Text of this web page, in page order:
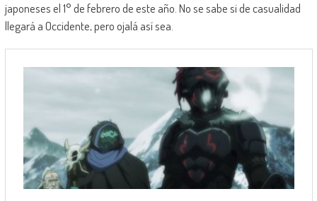
japoneses el 1° de febrero de este año. No se sabe si de casualidad
llegará a Occidente, pero ojalá así sea.